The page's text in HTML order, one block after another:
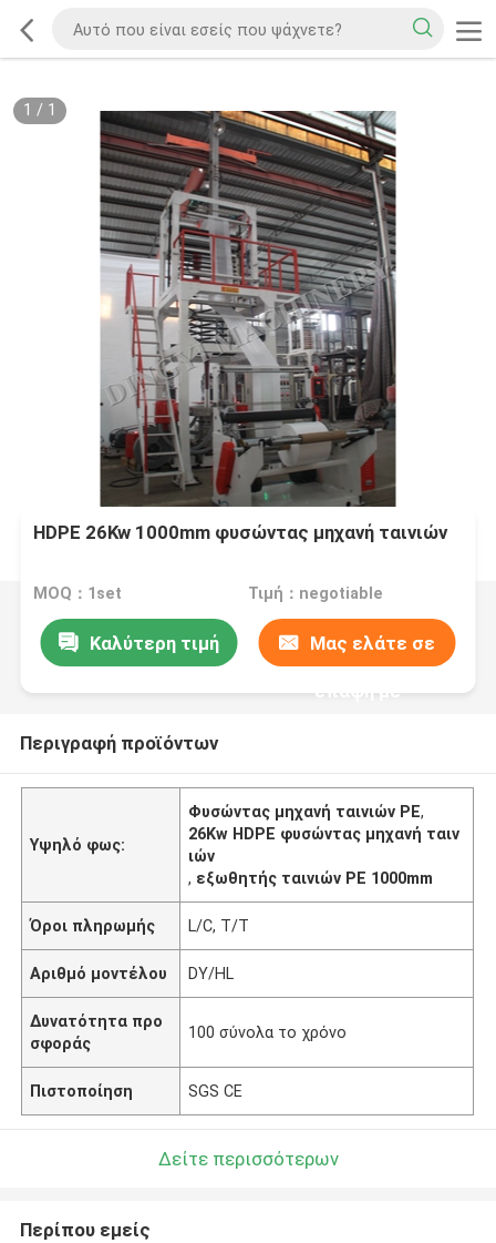
1 / 1
HDPE 26Kw 1000mm φυσώντας μηχανή ταινιών
MOQ：1set Τιμή：negotiable
Καλύτερη τιμή Μας ελάτε σε
επαφή με
Περιγραφή προϊόντων
Υψηλό φως:
Φυσώντας μηχανή ταινιών PE,
26Kw HDPE φυσώντας μηχανή ταιν
ιών
, εξωθητής ταινιών PE 1000mm
Όροι πληρωμής L/C, T/T
Αριθμό μοντέλου DY/HL
Δυνατότητα προ
σφοράς
100 σύνολα το χρόνο
Πιστοποίηση SGS CE
Δείτε περισσότερων
Περίπου εμείς